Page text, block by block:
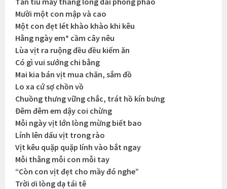
Mười một con mập và cao
Một con đẹt lét khào khào khi kêu
Hằng ngày em* cầm cây nêu
Lùa vịt ra ruộng đều đều kiếm ăn
Có gì vui sướng chi bằng
Mai kia bán vịt mua chăn, sắm đồ
Lo xa cứ sợ chồn vồ
Chuồng thưng vững chắc, trát hồ kín bưng
Đêm đêm em dậy coi chừng
Mỗi ngày vịt lớn lòng mừng biết bao
Lính lên dấu vịt trong rào
Vịt kêu quặp quặp lính vào bắt ngay
Mỗi thằng mỗi con mỗi tay
“Còn con vịt đẹt cho mầy đó nghe”
Trời ơi lòng dạ tái tê